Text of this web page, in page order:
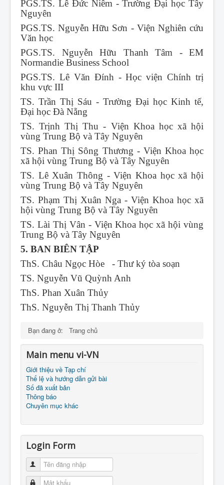
PGS.TS. Lê Đức Niêm - Trường Đại học Tây
Nguyên
PGS.TS. Nguyễn Hữu Sơn - Viện Nghiên cứu
Văn học
PGS.TS. Nguyễn Hữu Thanh Tâm - EM
Normandie Business School
PGS.TS. Lê Văn Đính - Học viện Chính trị
khu vực III
TS. Trần Thị Sáu - Trường Đại học Kinh tế,
Đại học Đà Nẵng
TS. Trịnh Thị Thu - Viện Khoa học xã hội
vùng Trung Bộ và Tây Nguyên
TS. Phan Thị Sông Thương - Viện Khoa học
xã hội vùng Trung Bộ và Tây Nguyên
TS. Lê Xuân Thông - Viện Khoa học xã hội
vùng Trung Bộ và Tây Nguyên
TS. Phạm Thị Xuân Nga - Viện Khoa học xã
hội vùng Trung Bộ và Tây Nguyên
TS. Lài Thị Vân - Viện Khoa học xã hội vùng
Trung Bộ và Tây Nguyên
5. BAN BIÊN TẬP
ThS. Châu Ngọc Hòe - Thư ký tòa soạn
TS. Nguyễn Vũ Quỳnh Anh
ThS. Phan Xuân Thủy
ThS. Nguyễn Thị Thanh Thủy
Bạn đang ở: Trang chủ
Main menu vi-VN
Giới thiệu về Tạp chí
Thể lệ và hướng dẫn gửi bài
Số đã xuất bản
Thông báo
Chuyên mục khác
Login Form
Tên đăng nhập
Mật khẩu